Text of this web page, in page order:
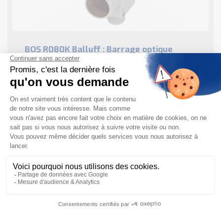
BOS R080K Balluff : Barrage optique
unidirectionnel
Les principales caractéristiques tehcniques de ce
barrage optique R080K BALLUFF : Special
characteristics : Washdown Plus Washdown Série :
R080K Dimensions : 19 x 44.2 x 37.5 mm Interface : ...
EN SAVOIR PLUS